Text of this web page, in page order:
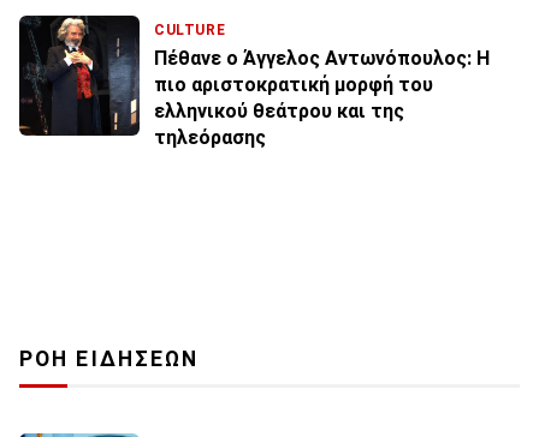
CULTURE
Πέθανε ο Άγγελος Αντωνόπουλος: Η
πιο αριστοκρατική μορφή του
ελληνικού θεάτρου και της
τηλεόρασης
ΡΟΗ ΕΙΔΗΣΕΩΝ